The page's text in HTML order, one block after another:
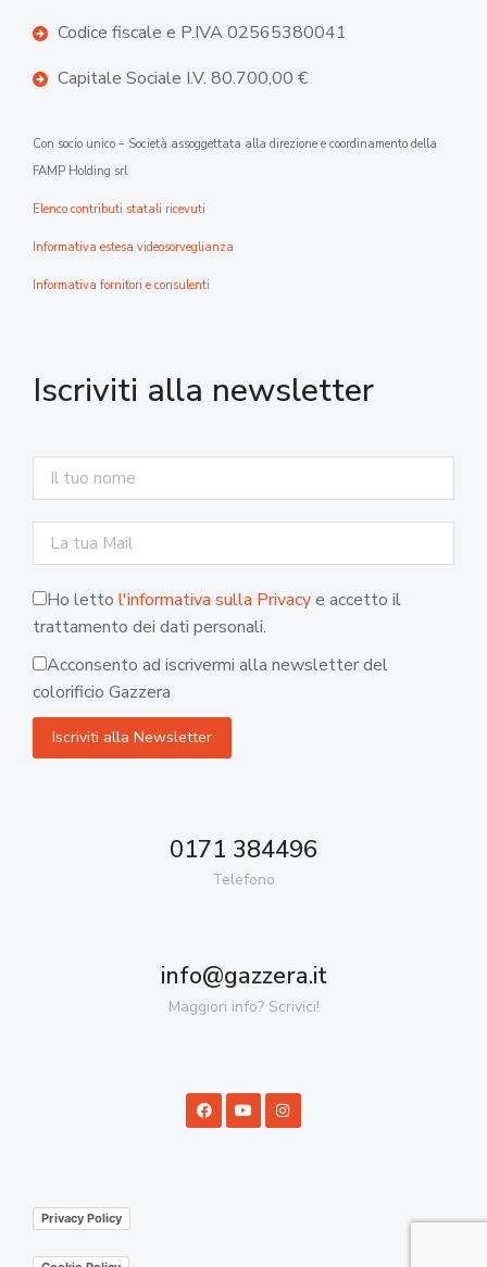
Codice fiscale e P.IVA 02565380041
Capitale Sociale I.V. 80.700,00 €
Con socio unico – Società assoggettata alla direzione e coordinamento della
FAMP Holding srl
Elenco contributi statali ricevuti
Informativa estesa videosorveglianza
Informativa fornitori e consulenti
Iscriviti alla newsletter
Ho letto l'informativa sulla Privacye accetto il
trattamento dei dati personali.
Acconsento ad iscrivermi alla newsletter del
colorificio Gazzera
0171 384496
Telefono
info@gazzera.it
Maggiori info? Scrivici!
Privacy Policy